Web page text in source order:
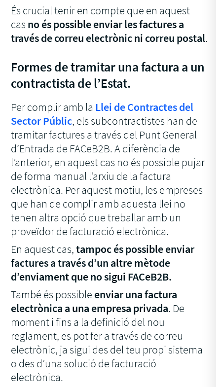
És crucial tenir en compte que en aquest
cas no és possible enviar les factures a
través de correu electrònic ni correu postal.
Formes de tramitar una factura a un
contractista de l’Estat.
Per complir amb la Llei de Contractes del
Sector Públic, els subcontractistes han de
tramitar factures a través del Punt General
d’Entrada de FACeB2B. A diferència de
l’anterior, en aquest cas no és possible pujar
de forma manual l’arxiu de la factura
electrònica. Per aquest motiu, les empreses
que han de complir amb aquesta llei no
tenen altra opció que treballar amb un
proveïdor de facturació electrònica.
En aquest cas,tampoc és possible enviar
factures a través d’un altre mètode
d’enviament que no sigui FACeB2B.
També és possible enviar una factura
electrònica a una empresa privada. De
moment i fins a la definició del nou
reglament, es pot fer a través de correu
electrònic, ja sigui des del teu propi sistema
o des d’una solució de facturació
electrònica.